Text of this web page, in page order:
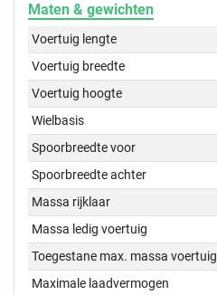
Maten & gewichten
Voertuig lengte
Voertuig breedte
Voertuig hoogte
Wielbasis
Spoorbreedte voor
Spoorbreedte achter
Massa rijklaar
Massa ledig voertuig
Toegestane max. massa voertuig
Maximale laadvermogen